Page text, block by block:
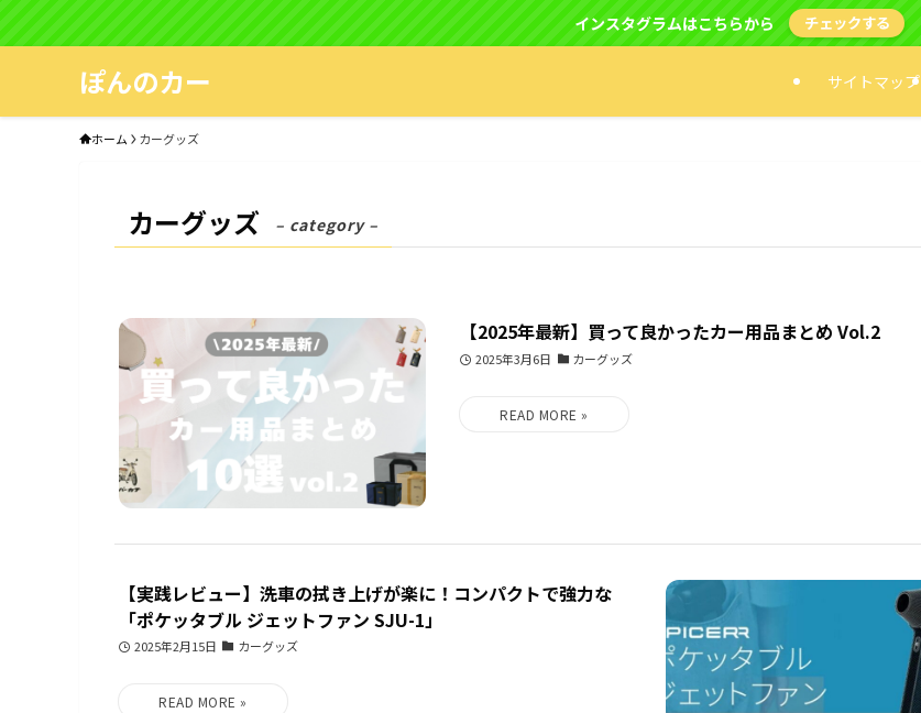
インスタグラムはこちらから チェックする
ぽんのカー サイトマップ
ホーム カーグッズ
カーグッズ – category –
【2025年最新】買って良かったカー用品まとめ Vol.2
2025年3月6日 カーグッズ
【実践レビュー】洗車の拭き上げが楽に！コンパクトで強力な
「ポケッタブル ジェットファン SJU-1」
2025年2月15日 カーグッズ